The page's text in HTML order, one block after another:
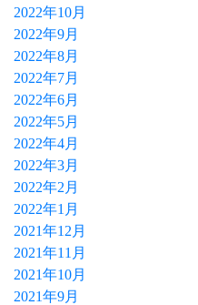
2022年10月
2022年9月
2022年8月
2022年7月
2022年6月
2022年5月
2022年4月
2022年3月
2022年2月
2022年1月
2021年12月
2021年11月
2021年10月
2021年9月